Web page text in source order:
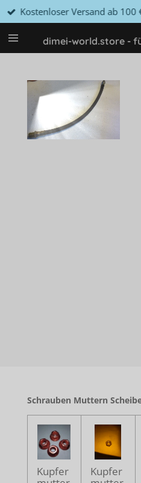
Zum
Hauptinhalt
springen dimei-world.store -
Kostenloser Versand ab
Schrauben Muttern
Kupfer
Kupfer